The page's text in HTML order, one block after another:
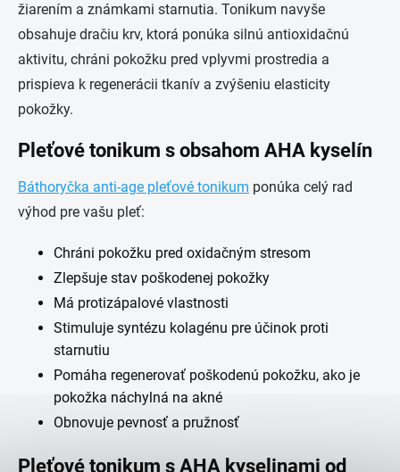
žiarením a známkami starnutia. Tonikum navyše
obsahuje dračiu krv, ktorá ponúka silnú antioxidačnú
aktivitu, chráni pokožku pred vplyvmi prostredia a
prispieva k regenerácii tkanív a zvýšeniu elasticity
pokožky.
Pleťové tonikum s obsahom AHA kyselín
Báthoryčka anti-age pleťové tonikum ponúka celý rad
výhod pre vašu pleť:
Chráni pokožku pred oxidačným stresom
Zlepšuje stav poškodenej pokožky
Má protizápalové vlastnosti
Stimuluje syntézu kolagénu pre účinok proti
starnutiu
Pomáha regenerovať poškodenú pokožku, ako je
pokožka náchylná na akné
Obnovuje pevnosť a pružnosť
Pleťové tonikum s AHA kyselinami od